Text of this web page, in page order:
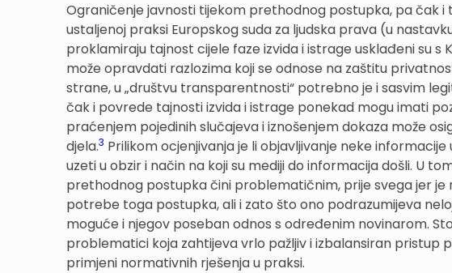
Ograničenje javnosti tijekom prethodnog postupka, pa čak
ustaljenoj praksi Europskog suda za ljudska prava (u
proklamiraju tajnost cijele faze izvida i istrage usklađeni su
može opravdati razlozima koji se odnose na zaštitu
strane, u „društvu transparentnosti“ potrebno je i sasvim
čak i povrede tajnosti izvida i istrage ponekad mogu imati
praćenjem pojedinih slučajeva i iznošenjem dokaza može
djela.3 Prilikom ocjenjivanja je li objavljivanje neke
uzeti u obzir i način na koji su mediji do informacija došli. U
prethodnog postupka čini problematičnim, prije svega jer je
potrebe toga postupka, ali i zato što ono podrazumijeva
moguće i njegov poseban odnos s određenim novinarom.
problematici koja zahtijeva vrlo pažljiv i izbalansiran pristup
primjeni normativnih rješenja u praksi.